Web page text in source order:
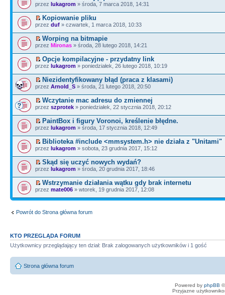
przez lukagrom » środa, 7 marca 2018, 14:31
Kopiowanie pliku
przez duf » czwartek, 1 marca 2018, 10:33
Worping na bitmapie
przez Mironas » środa, 28 lutego 2018, 14:21
Opcje kompilacyjne - przydatny link
przez lukagrom » poniedziałek, 26 lutego 2018, 10:19
Niezidentyfikowany błąd (praca z klasami)
przez Arnold_S » środa, 21 lutego 2018, 20:50
Wczytanie mac adresu do zmiennej
przez szprotek » poniedziałek, 22 stycznia 2018, 20:12
PaintBox i figury Voronoi, kreślenie błędne.
przez lukagrom » środa, 17 stycznia 2018, 12:49
Biblioteka #include <mmsystem.h> nie działa z "Unitami"
przez lukagrom » sobota, 23 grudnia 2017, 15:12
Skąd się uczyć nowych wydań?
przez lukagrom » środa, 20 grudnia 2017, 18:46
Wstrzymanie działania wątku gdy brak internetu
przez mate006 » wtorek, 19 grudnia 2017, 12:08
Powrót do Strona główna forum
KTO PRZEGLĄDA FORUM
Użytkownicy przeglądający ten dział: Brak zalogowanych użytkowników i 1 gość
Strona główna forum
Powered by phpBB
Przyjazne